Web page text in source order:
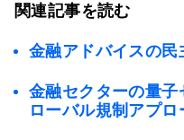
関連記事を読む
金融アドバイスの
金融セクターの量
ローバル規制アプロ